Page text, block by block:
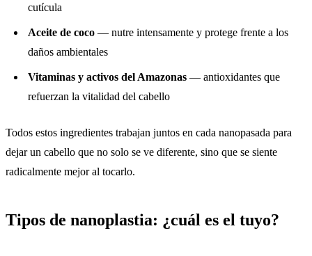
cutícula
Aceite de coco — nutre intensamente y protege frente a los
daños ambientales
Vitaminas y activos del Amazonas — antioxidantes que
refuerzan la vitalidad del cabello
Todos estos ingredientes trabajan juntos en cada nanopasada para
dejar un cabello que no solo se ve diferente, sino que se siente
radicalmente mejor al tocarlo.
Tipos de nanoplastia: ¿cuál es el tuyo?